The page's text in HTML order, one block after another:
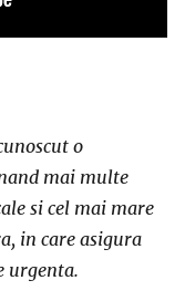
o
mai multe
si cel mai mare
in care asigura
urgenta.